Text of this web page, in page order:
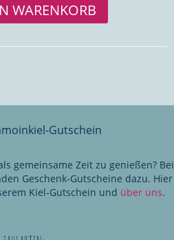
WARENKORB
Gutschein
gemeinsame Zeit zu genießen? Bei
Geschenk-Gutscheine dazu. Hier
Kiel-Gutschein und über uns.